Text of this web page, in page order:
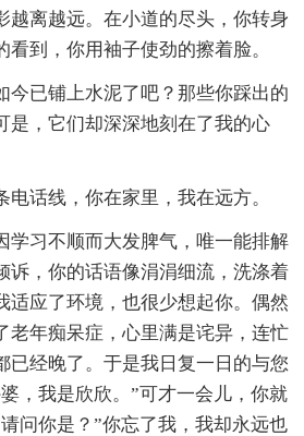
越离越远。在小道的尽头，你转身
到，你用袖子使劲的擦着脸。
今已铺上水泥了吧？那些你踩出的
是，它们却深深地刻在了我的心
电话线，你在家里，我在远方。
学习不顺而大发脾气，唯一能排解
诉，你的话语像涓涓细流，洗涤着
适应了环境，也很少想起你。偶然
老年痴呆症，心里满是诧异，连忙
已经晚了。于是我日复一日的与您
，我是欣欣。”可才一会儿，你就
问你是？”你忘了我，我却永远也